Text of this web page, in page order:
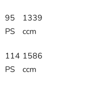
95
PS
1339
ccm
114
PS
1586
ccm